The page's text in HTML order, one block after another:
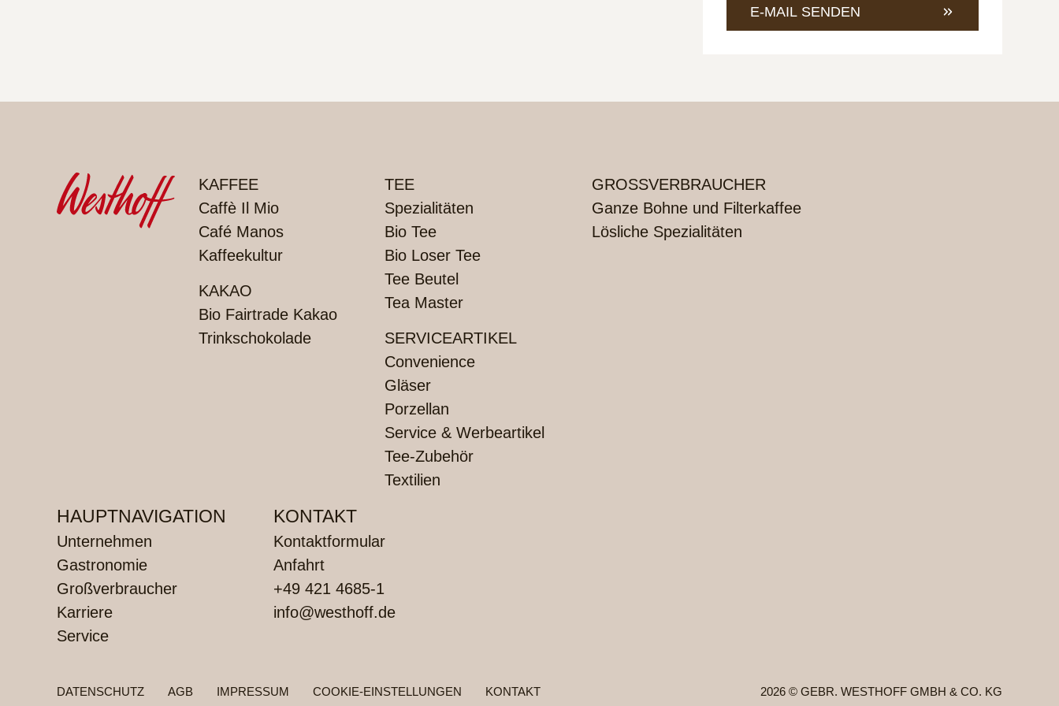
E-MAIL SENDEN
PRODUKTE
KAFFEE
Caffè Il Mio
Café Manos
Kaffeekultur
KAKAO
Bio Fairtrade Kakao
Trinkschokolade
TEE
Spezialitäten
Bio Tee
Bio Loser Tee
Tee Beutel
Tea Master
SERVICEARTIKEL
Convenience
Gläser
Porzellan
Service & Werbeartikel
Tee-Zubehör
Textilien
GROSSVERBRAUCHER
Ganze Bohne und Filterkaffee
Lösliche Spezialitäten
HAUPTNAVIGATION
Unternehmen
Gastronomie
Großverbraucher
Karriere
Service
KONTAKT
Kontaktformular
Anfahrt
+49 421 4685-1
info@westhoff.de
DATENSCHUTZ AGB IMPRESSUM COOKIE-EINSTELLUNGEN KONTAKT 2026 © GEBR. WESTHOFF GMBH & CO. KG